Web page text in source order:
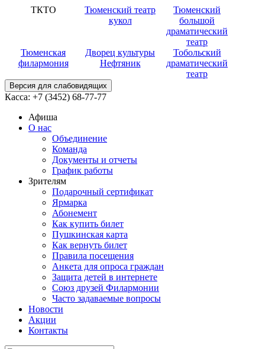
ТКТО
Тюменский театр
кукол
Тюменский
большой
драматический
театр
Тюменская
филармония
Дворец культуры
Нефтяник
Тобольский
драматический
театр
Версия для слабовидящих
Касса: +7 (3452) 68-77-77
Афиша
О нас
Объединение
Команда
Документы и отчеты
График работы
Зрителям
Подарочный сертификат
Ярмарка
Абонемент
Как купить билет
Пушкинская карта
Как вернуть билет
Правила посещения
Анкета для опроса граждан
Защита детей в интернете
Союз друзей Филармонии
Часто задаваемые вопросы
Новости
Акции
Контакты